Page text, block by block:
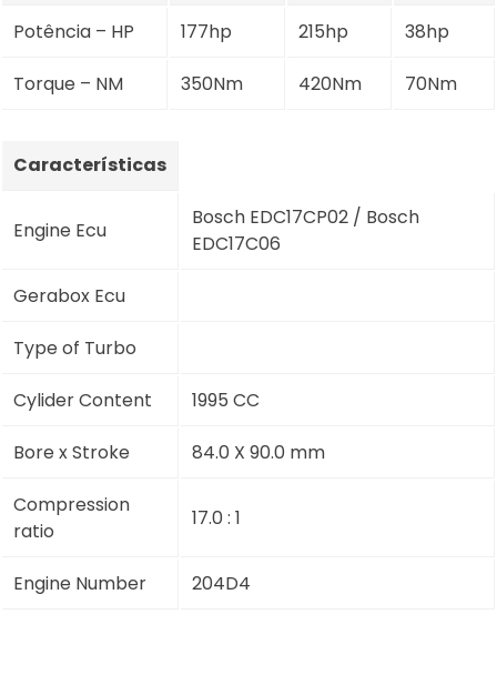
Potência – HP 177hp 215hp 38hp
Torque – NM 350Nm 420Nm 70Nm
Características
Engine Ecu
Bosch EDC17CP02 / Bosch
EDC17C06
Gerabox Ecu
Type of Turbo
Cylider Content 1995 CC
Bore x Stroke 84.0 X 90.0 mm
Compression
ratio
17.0 : 1
Engine Number 204D4